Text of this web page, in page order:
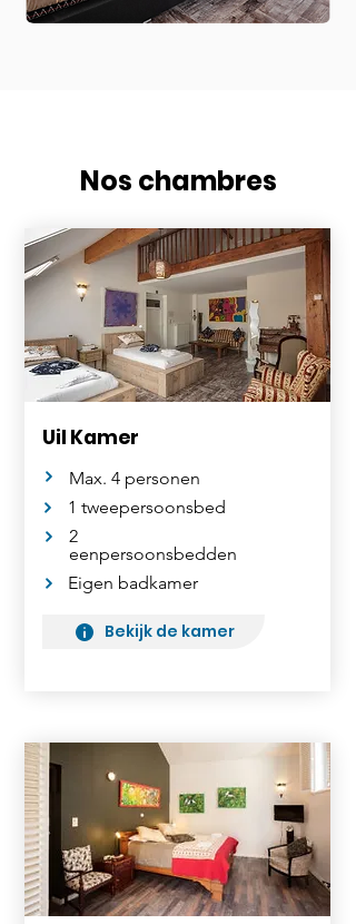
Nos chambres
Uil Kamer
Max. 4 personen
1 tweepersoonsbed
2
eenpersoonsbedden
Eigen badkamer
Bekijk de kamer